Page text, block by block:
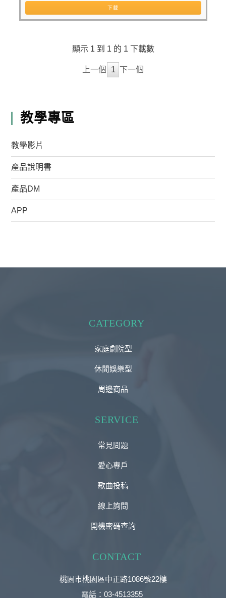
下載
顯示 1 到 1 的 1 下載數
上一個 1 下一個
教學專區
教學影片
產品說明書
產品DM
APP
CATEGORY
家庭劇院型
休閒娛樂型
周邊商品
SERVICE
常見問題
愛心專戶
歌曲投稿
線上詢問
開機密碼查詢
CONTACT
桃園市桃園區中正路1086號22樓
電話：03-4513355